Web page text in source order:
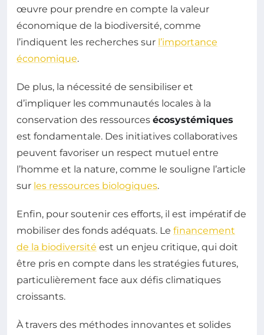
œuvre pour prendre en compte la valeur
économique de la biodiversité, comme
l’indiquent les recherches sur l’importance
économique.
De plus, la nécessité de sensibiliser et
d’impliquer les communautés locales à la
conservation des ressources écosystémiques
est fondamentale. Des initiatives collaboratives
peuvent favoriser un respect mutuel entre
l’homme et la nature, comme le souligne l’article
sur les ressources biologiques.
Enfin, pour soutenir ces efforts, il est impératif de
mobiliser des fonds adéquats. Le financement
de la biodiversité est un enjeu critique, qui doit
être pris en compte dans les stratégies futures,
particulièrement face aux défis climatiques
croissants.
À travers des méthodes innovantes et solides